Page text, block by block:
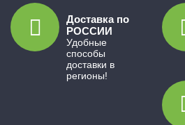
Доставка по
РОССИИ
Удобные
способы
доставки в
регионы!